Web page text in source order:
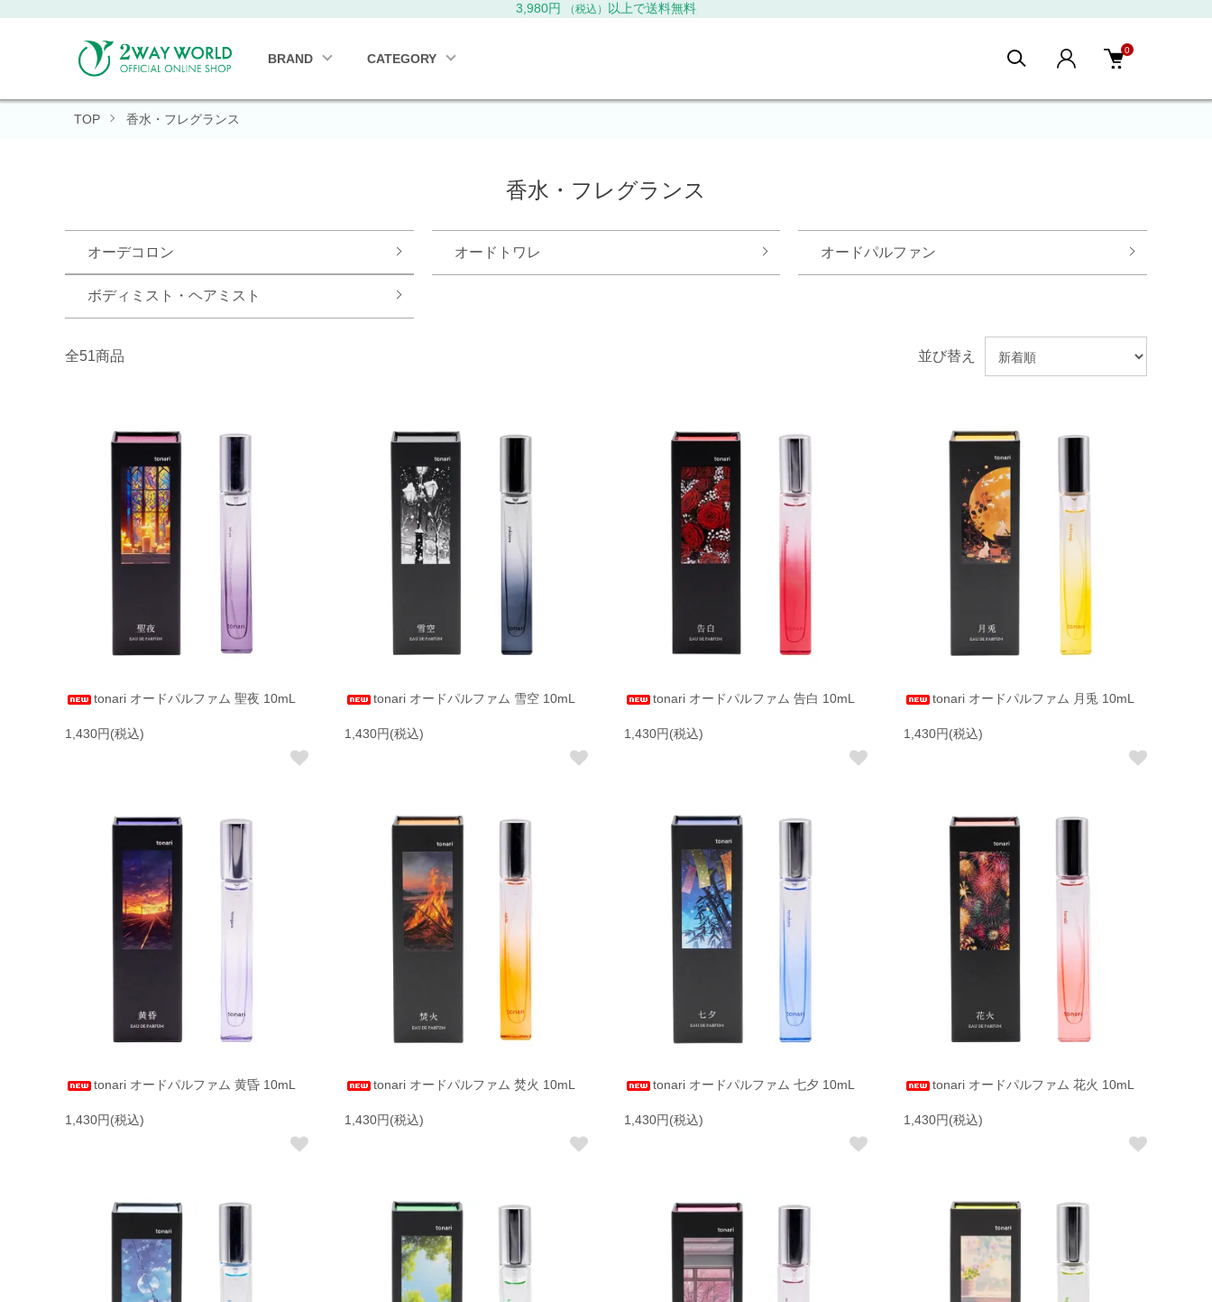
3,980円 （税込） 以上で送料無料
BRAND CATEGORY
0
TOP 香水・フレグランス
香水・フレグランス
グループ一覧
オーデコロン オードトワレ オードパルファン
ボディミスト・ヘアミスト
全51商品 並び替え
tonari オードパルファム 聖夜 10mL
1,430円(税込)
tonari オードパルファム 雪空 10mL
1,430円(税込)
tonari オードパルファム 告白 10mL
1,430円(税込)
tonari オードパルファム 月兎 10mL
1,430円(税込)
tonari オードパルファム 黄昏 10mL
1,430円(税込)
tonari オードパルファム 焚火 10mL
1,430円(税込)
tonari オードパルファム 七夕 10mL
1,430円(税込)
tonari オードパルファム 花火 10mL
1,430円(税込)